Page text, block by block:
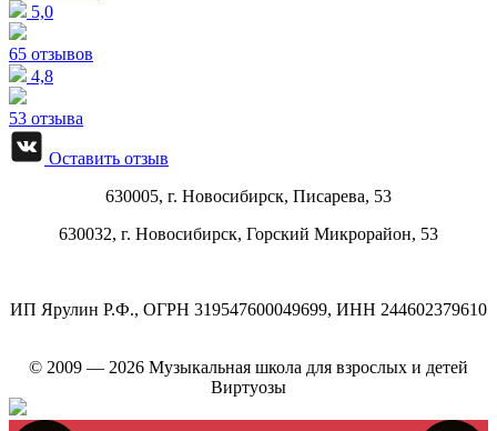
5,0
65 отзывов
4,8
53 отзыва
Оставить отзыв
630005, г. Новосибирск, Писарева, 53
630032, г. Новосибирск, Горский Микрорайон, 53
ИП Ярулин Р.Ф., ОГРН 319547600049699, ИНН 244602379610
© 2009 — 2026 Музыкальная школа для взрослых и детей
Виртуозы